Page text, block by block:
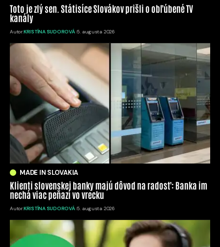
Toto je zlý sen. Státisíce Slovákov prišli o obľúbené TV
kanály
Autor:KRISTÍNA SUDOROVÁ 5. augusta 2026
MADE IN SLOVAKIA
Klienti slovenskej banky majú dôvod na radosť: Banka im
nechá viac peňazí vo vrecku
Autor:KRISTÍNA SUDOROVÁ 5. augusta 2026